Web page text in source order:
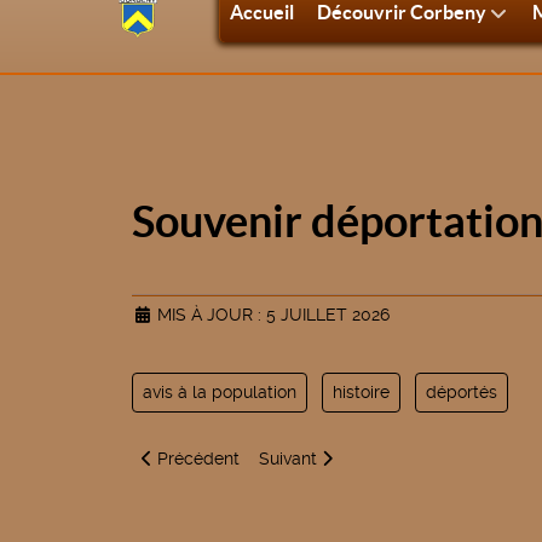
Accueil Découvrir Corbeny
Souvenir déportation
MIS À JOUR : 5 JUILLET 2026
avis à la population histoire déportés
Article précédent : Personnes vulnérables et
Précédent Article suivant : Convocation au
Suivant